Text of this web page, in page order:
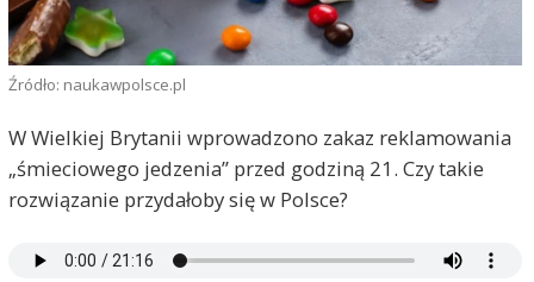
Źródło: naukawpolsce.pl
W Wielkiej Brytanii wprowadzono zakaz reklamowania
„śmieciowego jedzenia” przed godziną 21. Czy takie
rozwiązanie przydałoby się w Polsce?